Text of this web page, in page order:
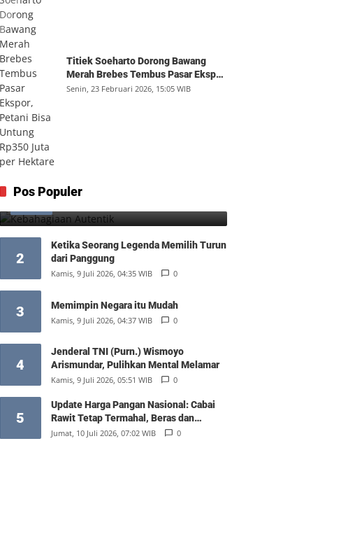
Titiek Soeharto Dorong Bawang
Merah Brebes Tembus Pasar Ekspor,
Petani Bisa Untung Rp350 Juta per
Senin, 23 Februari 2026, 15:05 WIB
Pos Populer
1 Kebahagiaan Autentik
2
Ketika Seorang Legenda Memilih Turun
dari Panggung
Kamis, 9 Juli 2026, 04:35 WIB 0
3 Memimpin Negara itu Mudah
Kamis, 9 Juli 2026, 04:37 WIB 0
4
Jenderal TNI (Purn.) Wismoyo
Arismundar, Pulihkan Mental Melamar
Kamis, 9 Juli 2026, 05:51 WIB 0
5
Update Harga Pangan Nasional: Cabai
Rawit Tetap Termahal, Beras dan
Minyak Goreng Stabil
Jumat, 10 Juli 2026, 07:02 WIB 0